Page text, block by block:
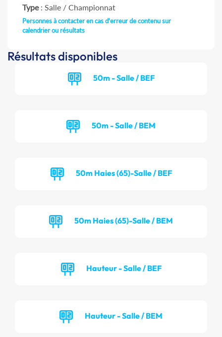
Type: Salle / Championnat
Personnes à contacter en cas d'erreur de contenu sur
calendrier ou résultats
Résultats disponibles
50m - Salle / BEF
50m - Salle / BEM
50m Haies (65)-Salle / BEF
50m Haies (65)-Salle / BEM
Hauteur - Salle / BEF
Hauteur - Salle / BEM